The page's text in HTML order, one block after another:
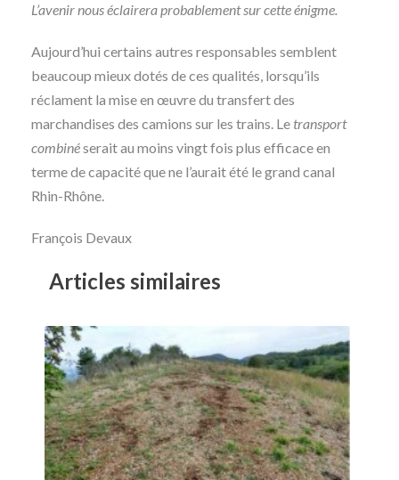
L’avenir nous éclairera probablement sur cette énigme.
Aujourd’hui certains autres responsables semblent
beaucoup mieux dotés de ces qualités, lorsqu’ils
réclament la mise en œuvre du transfert des
marchandises des camions sur les trains. Le transport
combinéserait au moins vingt fois plus efficace en
terme de capacité que ne l’aurait été le grand canal
Rhin-Rhône.
François Devaux
Articles similaires